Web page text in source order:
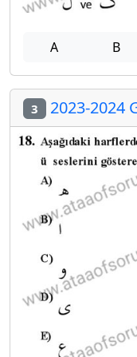
A B
3 2023-2024